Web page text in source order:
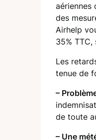
aériennes
des
Airhelp
35%
Les
tenue de
–
de toute
– Une